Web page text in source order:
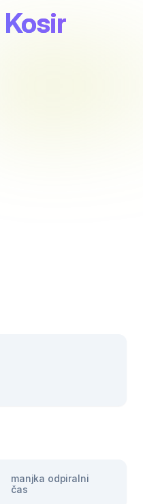
manjka odpiralni
čas